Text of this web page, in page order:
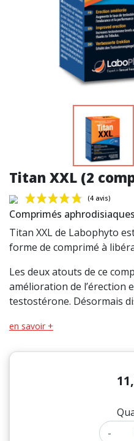
Titan XXL (2
(4 avis)
Comprimés
Titan XXL de Labophyto
forme de comprimé à
Les deux atouts de ce
amélioration de l’érection
testostérone. Désormais
en savoir +
-